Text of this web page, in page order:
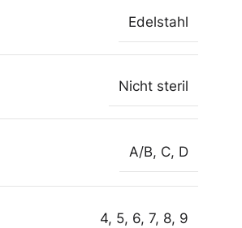
Edelstahl
Nicht steril
A/B, C, D
4, 5, 6, 7, 8, 9